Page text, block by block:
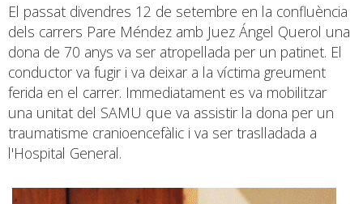
El passat divendres 12 de setembre en la confluència
dels carrers Pare Méndez amb Juez Ángel Querol una
dona de 70 anys va ser atropellada per un patinet. El
conductor va fugir i va deixar a la víctima greument
ferida en el carrer. Immediatament es va mobilitzar
una unitat del SAMU que va assistir la dona per un
traumatisme cranioencefàlic i va ser traslladada a
l'Hospital General.